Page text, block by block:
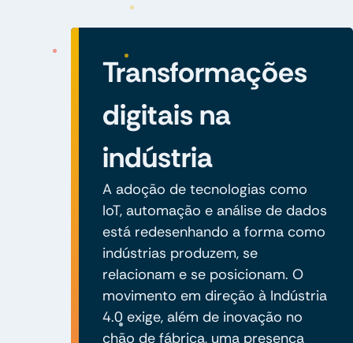
Transformações
digitais na
indústria
A adoção de tecnologias como
IoT, automação e análise de dados
está redesenhando a forma como
indústrias produzem, se
relacionam e se posicionam. O
movimento em direção à Indústria
4.0 exige, além de inovação no
chão de fábrica, uma presença